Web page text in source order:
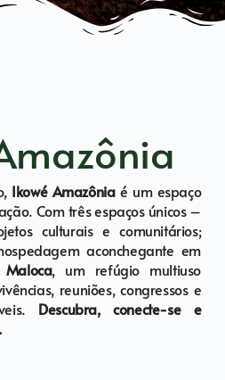
Ikowé Amazôniaé um espaço
Com três espaços únicos –
culturais e comunitários;
aconchegante em
Maloca, um refúgio multiuso
reuniões, congressos e
Descubra, conecte-se e